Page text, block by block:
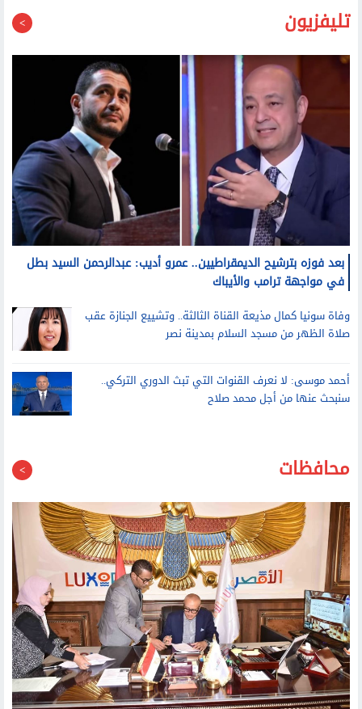
تليفزيون
بعد فوزه بترشيح الديمقراطيين.. عمرو أديب: عبدالرحمن السيد بطل
في مواجهة ترامب والأيباك
وفاة سونيا كمال مذيعة القناة الثالثة.. وتشييع الجنازة عقب
صلاة الظهر من مسجد السلام بمدينة نصر
أحمد موسى: لا نعرف القنوات التي تبث الدوري التركي..
سنبحث عنها من أجل محمد صلاح
محافظات